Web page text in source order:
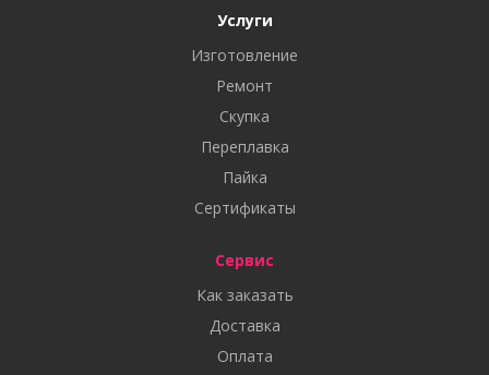
Услуги
Изготовление
Ремонт
Скупка
Переплавка
Пайка
Сертификаты
Сервис
Как заказать
Доставка
Оплата